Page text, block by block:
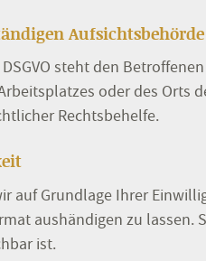
Aufsichts­behörde
steht den
oder des Orts
Rechtsbehelfe.
auf Grundlage Ihrer
aushändigen zu
ist.